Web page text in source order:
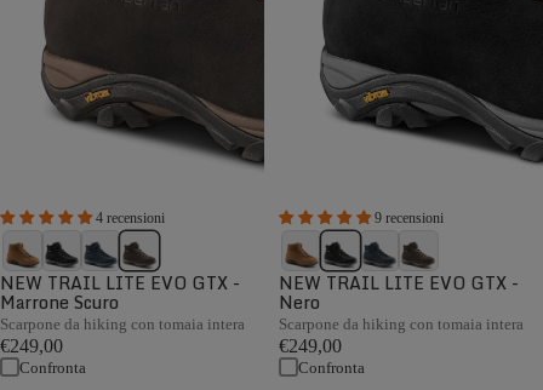
4 recensioni
NEW TRAIL LITE EVO GTX -
Marrone Scuro
Scarpone da hiking con tomaia intera
€249,00
Confronta
9 recensioni
NEW TRAIL LITE EVO GTX -
Nero
Scarpone da hiking con tomaia intera
€249,00
Confronta